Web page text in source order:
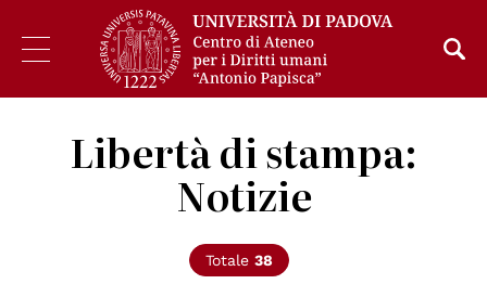
Libertà di stampa:
Notizie
Totale 38